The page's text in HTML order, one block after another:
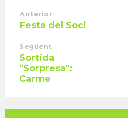
Anterior
Festa del Soci
Següent
Sortida
"Sorpresa":
Carme